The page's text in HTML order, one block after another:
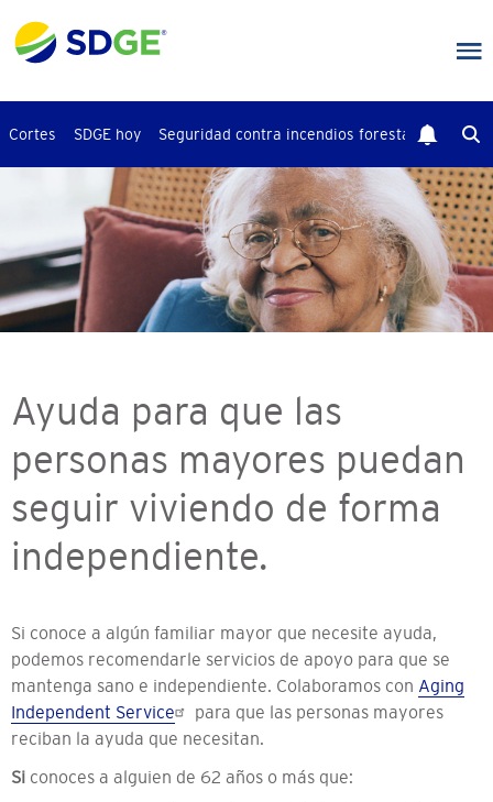
contenido
Cortes SDGE hoy Seguridad contra incendios forestales
Ayuda para que las
personas mayores puedan
seguir viviendo de forma
independiente.
Si conoce a algún familiar mayor que necesite ayuda,
podemos recomendarle servicios de apoyo para que se
mantenga sano e independiente. Colaboramos con Aging
Independent Service
para que las personas mayores
reciban la ayuda que necesitan.
Si conoces a alguien de 62 años o más que: